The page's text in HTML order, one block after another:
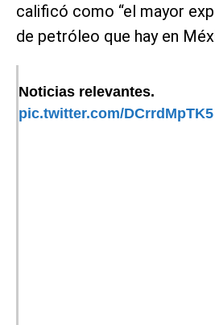
calificó como “el mayor
de petróleo que hay en
Noticias relevantes.
pic.twitter.com/DCrrdMpTK5